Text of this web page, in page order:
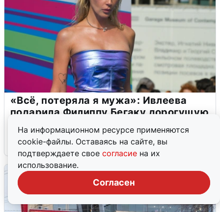
На информационном ресурсе применяются
cookie-файлы. Оставаясь на сайте, вы
подтверждаете свое согласие на их
использование.
Согласен
«Всё, потеряла я мужа»: Ивлеева
подарила Филиппу Бегаку дорогущую
лодку за 1,2 млн рублей
5 августа 227